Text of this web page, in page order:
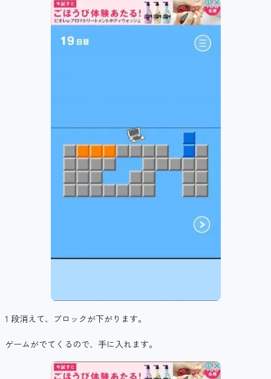
1 段消えて、ブロックが下がります。
ゲームがでてくるので、手に入れます。